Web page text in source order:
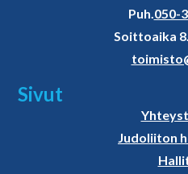
Puh.050-
Soittoaika
Sivut
Judoliiton